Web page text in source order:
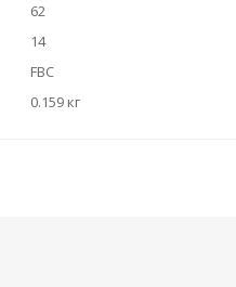
62
14
FBC
0.159 кг